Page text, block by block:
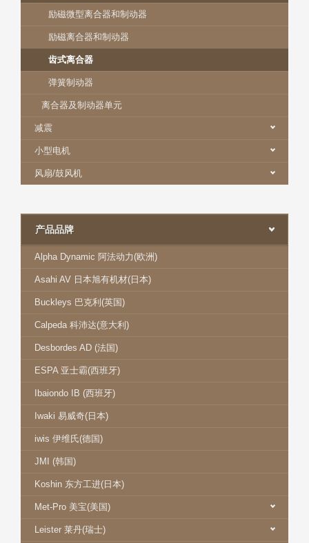
励磁微型离合器和制动器
励磁离合器和制动器
齿式离合器
弹簧制动器
离合器及制动器单元
减震
小型电机
风扇/鼓风机
产品品牌
Alpha Dynamic 阿法动力(欧洲)
Asahi AV 日本旭有机材(日本)
Buckleys 巴克利(英国)
Calpeda 科沛达(意大利)
Desbordes AD (法国)
ESPA 亚士霸(西班牙)
Ibaiondo IB (西班牙)
Iwaki 易威奇(日本)
iwis 伊维氏(德国)
JMI (韩国)
Koshin 东方工进(日本)
Met-Pro 美宝(美国)
Leister 莱丹(瑞士)